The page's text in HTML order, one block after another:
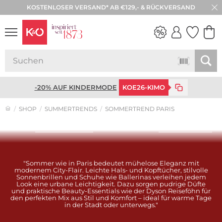
KOSTENLOSER VERSAND* AB €129,- & RÜCKVERSAND
-20% AUF KINDERMODE KOE26-KIMO
SHOP SUMMERTRENDS SOMMERTREND PARIS
"Sommer wie in Paris bedeutet mühelose Eleganz mit
modernem City-Flair. Leichte Hals- und Kopftücher, stilvolle
Sonnenbrillen und Schuhe wie Ballerinas verleihen jedem
Look eine urbane Leichtigkeit. Dazu sorgen pudrige Düfte
und praktische Beauty-Essentials wie der Dyson Reiseföhn für
den perfekten Mix aus Stil und Komfort – ideal für warme Tage
in der Stadt oder unterwegs."